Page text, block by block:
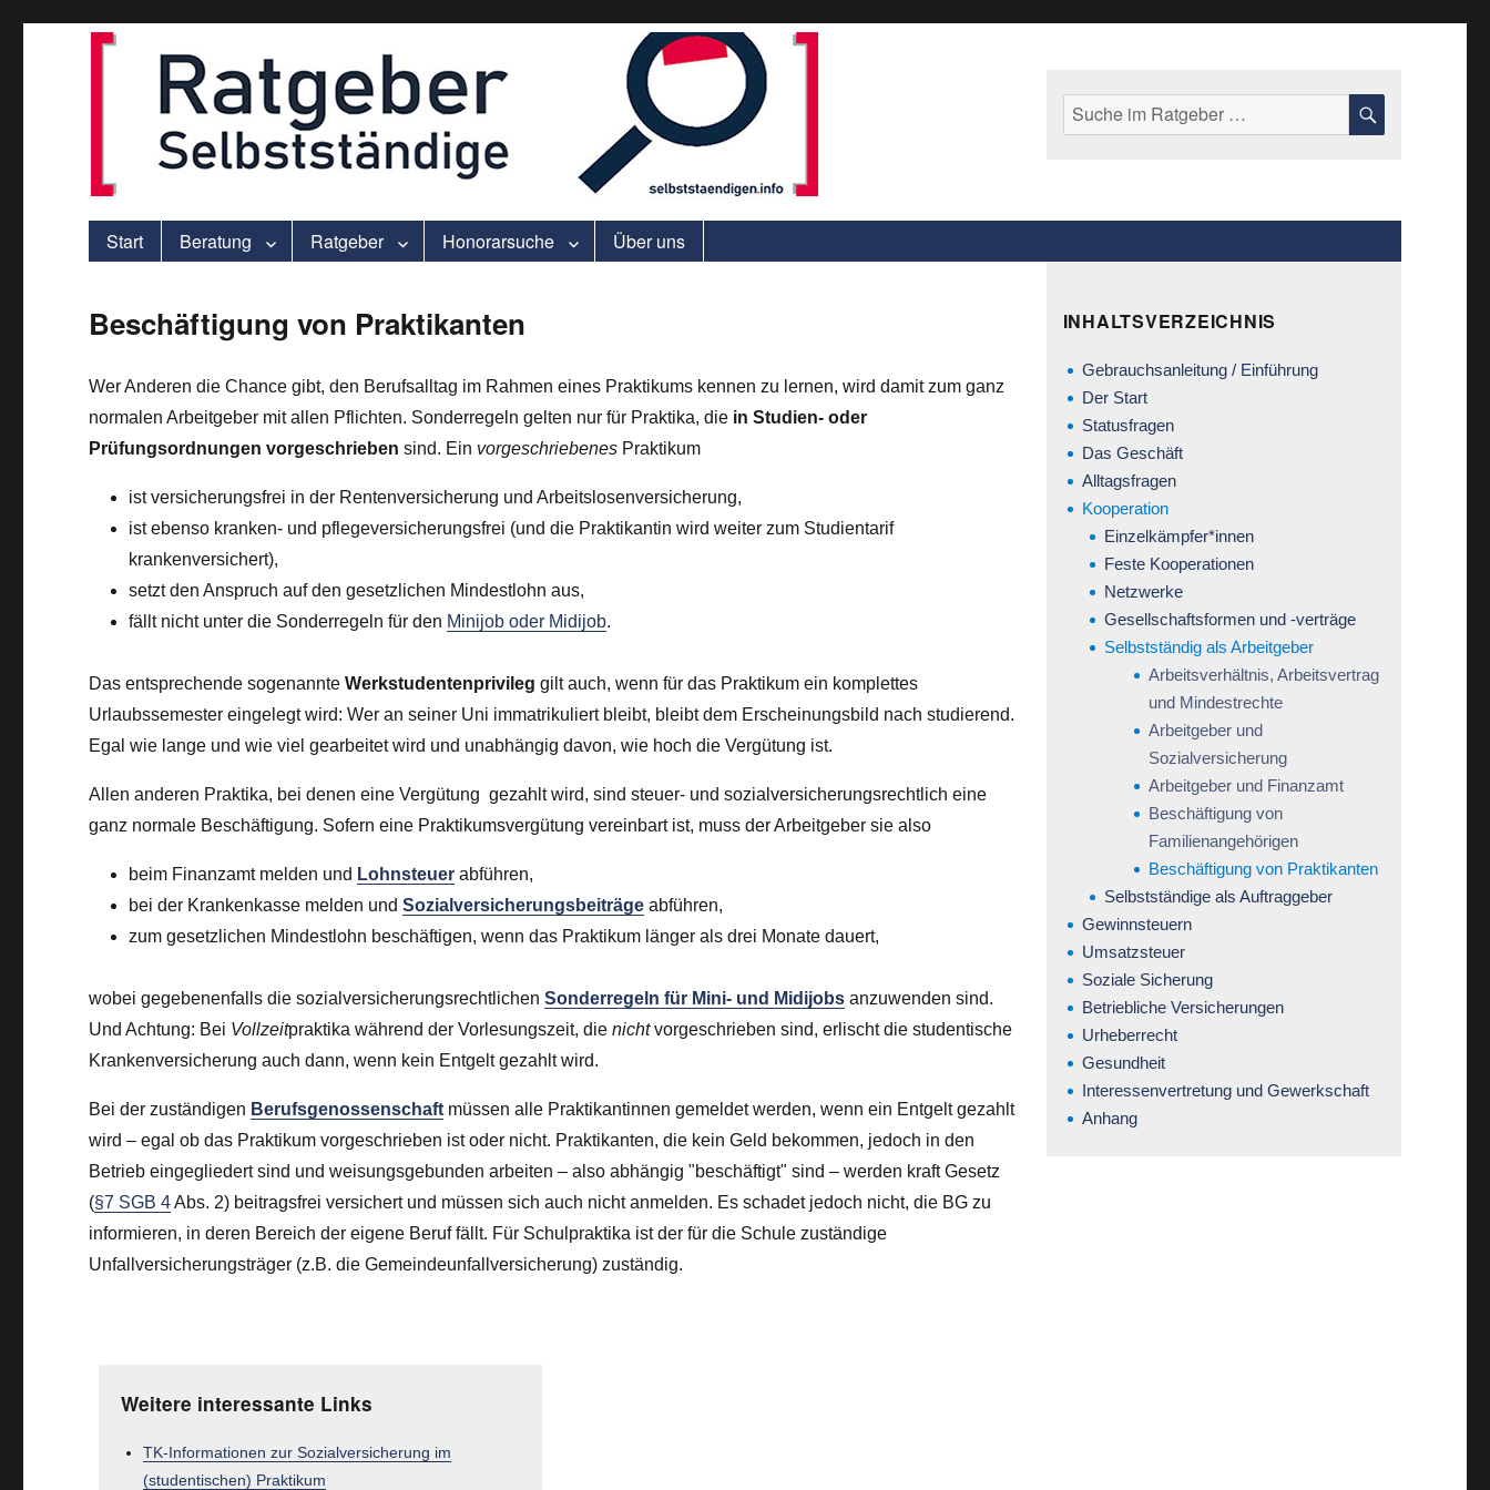
selbststaendigen.info
ver.di-Beratung für Solo-Selbstständige – praxisnah und individuell.
Suche
nach:
Start Beratung Ratgeber Honorarsuche Über uns
Beschäftigung von Praktikanten
Wer Anderen die Chance gibt, den Berufsalltag im Rahmen eines Praktikums kennen zu lernen, wird damit zum ganz
normalen Arbeitgeber mit allen Pflichten. Sonderregeln gelten nur für Praktika, die in Studien- oder
Prüfungsordnungen vorgeschrieben sind. Ein vorgeschriebenes Praktikum
ist versicherungsfrei in der Rentenversicherung und Arbeitslosenversicherung,
ist ebenso kranken- und pflegeversicherungsfrei (und die Praktikantin wird weiter zum Studientarif
krankenversichert),
setzt den Anspruch auf den gesetzlichen Mindestlohn aus,
fällt nicht unter die Sonderregeln für den Minijob oder Midijob.
Das entsprechende sogenannteWerkstudentenprivileg gilt auch, wenn für das Praktikum ein komplettes
Urlaubssemester eingelegt wird: Wer an seiner Uni immatrikuliert bleibt, bleibt dem Erscheinungsbild nach studierend.
Egal wie lange und wie viel gearbeitet wird und unabhängig davon, wie hoch die Vergütung ist.
Allen anderen Praktika, bei denen eine Vergütung gezahlt wird, sind steuer- und sozialversicherungsrechtlich eine
ganz normale Beschäftigung. Sofern eine Praktikumsvergütung vereinbart ist, muss der Arbeitgeber sie also
beim Finanzamt melden und Lohnsteuer abführen,
bei der Krankenkasse melden undSozialversicherungsbeiträge abführen,
zum gesetzlichen Mindestlohn beschäftigen, wenn das Praktikum länger als drei Monate dauert,
wobei gegebenenfalls die sozialversicherungsrechtlichenSonderregeln für Mini- und Midijobs anzuwenden sind.
Und Achtung: Bei Vollzeitpraktika während der Vorlesungszeit, dienichtvorgeschrieben sind, erlischt die studentische
Krankenversicherung auch dann, wenn kein Entgelt gezahlt wird.
Bei der zuständigen Berufsgenossenschaft müssen alle Praktikantinnen gemeldet werden, wenn ein Entgelt gezahlt
wird – egal ob das Praktikum vorgeschrieben ist oder nicht. Praktikanten, die kein Geld bekommen, jedoch in den
Betrieb eingegliedert sind und weisungsgebunden arbeiten – also abhängig "beschäftigt" sind – werden kraft Gesetz
(§7 SGB 4Abs. 2) beitragsfrei versichert und müssen sich auch nicht anmelden. Es schadet jedoch nicht, die BG zu
informieren, in deren Bereich der eigene Beruf fällt. Für Schulpraktika ist der für die Schule zuständige
Unfallversicherungsträger (z.B. die Gemeindeunfallversicherung) zuständig.
Weitere interessante Links
TK-Informationen zur Sozialversicherung im
(studentischen) Praktikum
INHALTSVERZEICHNIS
Gebrauchsanleitung / Einführung
Der Start
Statusfragen
Das Geschäft
Alltagsfragen
Kooperation
Einzelkämpfer*innen
Feste Kooperationen
Netzwerke
Gesellschaftsformen und -verträge
Selbstständig als Arbeitgeber
Arbeitsverhältnis, Arbeitsvertrag
und Mindestrechte
Arbeitgeber und
Sozialversicherung
Arbeitgeber und Finanzamt
Beschäftigung von
Familienangehörigen
Beschäftigung von Praktikanten
Selbstständige als Auftraggeber
Gewinnsteuern
Umsatzsteuer
Soziale Sicherung
Betriebliche Versicherungen
Urheberrecht
Gesundheit
Interessenvertretung und Gewerkschaft
Anhang